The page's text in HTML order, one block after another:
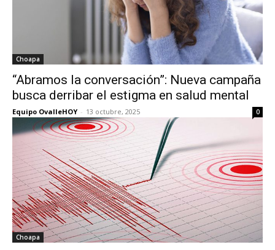
Choapa
“Abramos la conversación”: Nueva campaña
busca derribar el estigma en salud mental
Equipo OvalleHOY - 13 octubre, 2025 0
Choapa